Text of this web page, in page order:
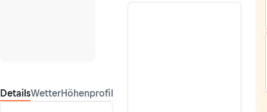
DetailsWetterHöhenprofil